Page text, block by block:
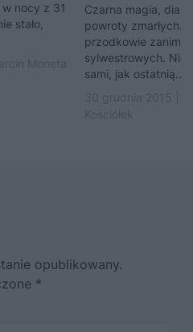
nocy z 31
stało,
Czarna magia,
powroty zmarłych.
przodkowie zanim
sylwestrowych. Nie
sami, jak ostatnią...
opublikowany.
*